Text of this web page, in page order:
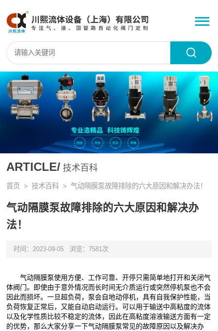
ARTICLE/ 技术百科
首页 >技术百科 > 气动隔膜泵故障排除的六大原因和解决办法！
气动隔膜泵故障排除的六大原因和解决办
法！
时间：2023-09-05 浏览：7581次
气动隔膜泵使用方便、工作可靠、开停只需简单地打开和关闭气
体阀门。即使由于意外情况而长时间无介质运行或突然停机泵也不会
因此而损坏。一旦超负荷，泵会自地动停机，具有自我保护性能，当
负荷恢复正常后，又能自动启动运行。可以用于输送中高粘度的流体
以及化学性质比较不稳定的流体，因此在高粘度溶液输送方面有一定
的优势，那么大家分享一下气动隔膜泵常见的故障原因以及解决办